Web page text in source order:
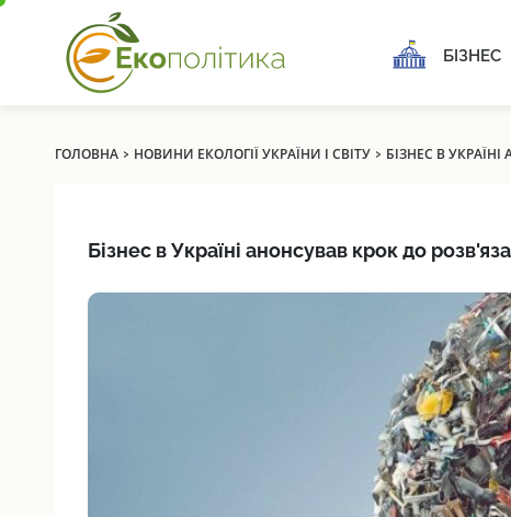
БІЗНЕС
ГОЛОВНА› НОВИНИ ЕКОЛОГІЇ УКРАЇНИ І СВІТУ› БІЗНЕС В
Бізнес в Україні анонсував крок до